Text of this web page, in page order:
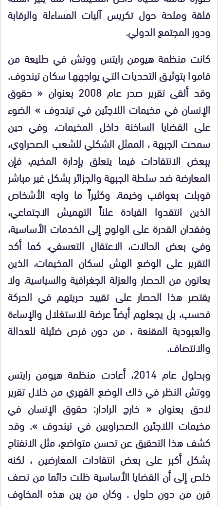
قلقة وملحة حول تكريس آليات المساءلة والرقابة
ودور المجتمع الدولي.
كانت منظمة هيومن رايتس ووتش في طليعة من
قاموا بتوثيق التحديات التي يواجهها سكان تيندوف.
وقد ألقى تقرير صدر عام 2008 بعنوان « حقوق
الإنسان في مخيمات اللاجئين في تيندوف » الضوء
على القضايا الساخنة داخل المخيمات. وفي حين
سمحت الجبهة ، الممثل الشكلي للشعب الصحراوي،
ببعض الانتقادات فيما يتعلق بإدارة المخيم، فإن
المعارضة ضد سلطة الجبهة والجزائر بشكل غير مباشر
قوبلت بعواقب وخيمة. وكثيراً ما واجه الأشخاص
الذين انتقدوا القيادة علناً التهميش الاجتماعي،
وفقدان القدرة على الولوج إلى الخدمات الأساسية،
وفي بعض الحالات، الاعتقال التعسفي. كما أكد
التقرير على الوضع الهش لسكان المخيمات، الذين
يعانون من الحصار والعزلة الجغرافية والسياسية. ولا
يقتصر هذا الحصار على تقييد حريتهم في الحركة
فحسب، بل يجعلهم أيضاً عرضة للاستغلال والإساءة
والعبودية المقنعة ، من دون فرص ضئيلة للعدالة
والانتصاف.
وبحلول عام 2014، أعادت منظمة هيومن رايتس
ووتش النظر في ذاك الوضع القهري من خلال تقرير
لاحق بعنوان « خارج الرادار: حقوق الإنسان في
مخيمات اللاجئين الصحراويين في تيندوف ». وقد
كشف هذا التحقيق عن تحسن متواضع، مثل الانفتاح
بشكل أكبر على بعض انتقادات المعارضين ، لكنه
خلص إلى أن القضايا الأساسية ظلت دائما من نصف
قرن من دون حلول . وكان من بين هذه المخاوف